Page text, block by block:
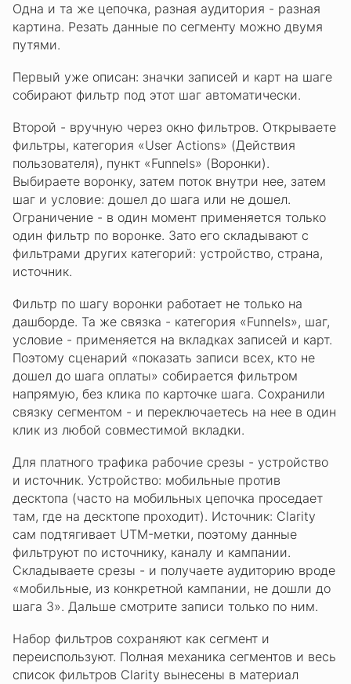
Одна и та же цепочка, разная аудитория - разная
картина. Резать данные по сегменту можно двумя
путями.
Первый уже описан: значки записей и карт на шаге
собирают фильтр под этот шаг автоматически.
Второй - вручную через окно фильтров. Открываете
фильтры, категория «User Actions» (Действия
пользователя), пункт «Funnels» (Воронки).
Выбираете воронку, затем поток внутри нее, затем
шаг и условие: дошел до шага или не дошел.
Ограничение - в один момент применяется только
один фильтр по воронке. Зато его складывают с
фильтрами других категорий: устройство, страна,
источник.
Фильтр по шагу воронки работает не только на
дашборде. Та же связка - категория «Funnels», шаг,
условие - применяется на вкладках записей и карт.
Поэтому сценарий «показать записи всех, кто не
дошел до шага оплаты» собирается фильтром
напрямую, без клика по карточке шага. Сохранили
связку сегментом - и переключаетесь на нее в один
клик из любой совместимой вкладки.
Для платного трафика рабочие срезы - устройство
и источник. Устройство: мобильные против
десктопа (часто на мобильных цепочка проседает
там, где на десктопе проходит). Источник: Clarity
сам подтягивает UTM-метки, поэтому данные
фильтруют по источнику, каналу и кампании.
Складываете срезы - и получаете аудиторию вроде
«мобильные, из конкретной кампании, не дошли до
шага 3». Дальше смотрите записи только по ним.
Набор фильтров сохраняют как сегмент и
переиспользуют. Полная механика сегментов и весь
список фильтров Clarity вынесены в материал